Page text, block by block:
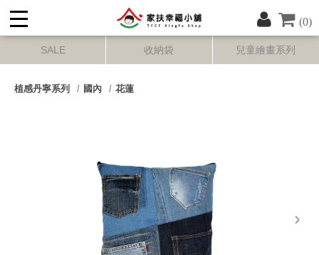
(0)
SALE 收納袋 兒童繪畫系列
植感丹寧系列 國內 花蓮
next